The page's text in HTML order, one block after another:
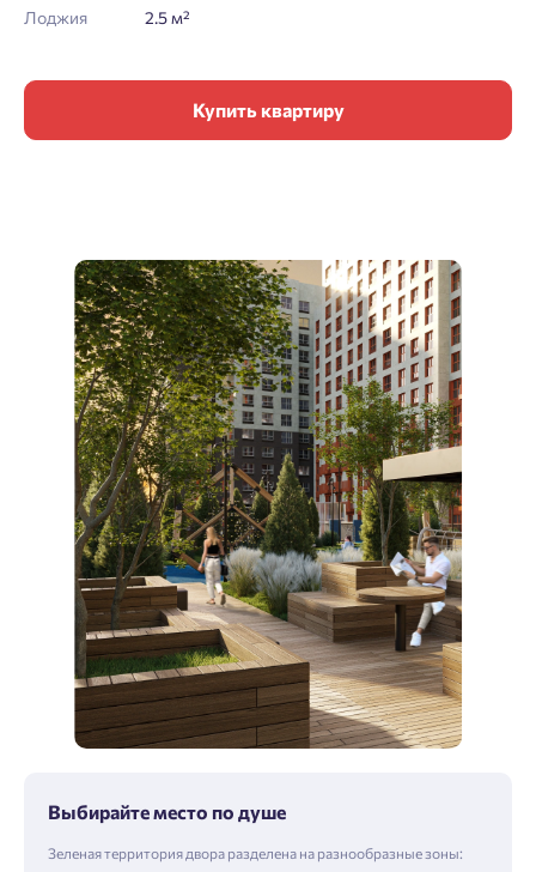
Лоджия
2.5 м²
Купить квартиру
Выбирайте место по душе
Зеленая территория двора разделена на разнообразные зоны: